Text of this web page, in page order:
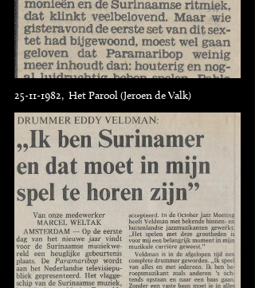
25-11-1982, Het Parool (Jeroen de Valk)